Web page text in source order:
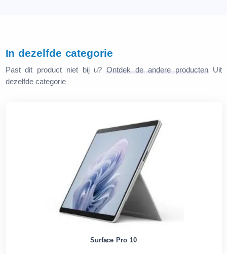
In dezelfde categorie
Past dit product niet bij u?Ontdek de andere productenUit
dezelfde categorie
Surface Pro 10